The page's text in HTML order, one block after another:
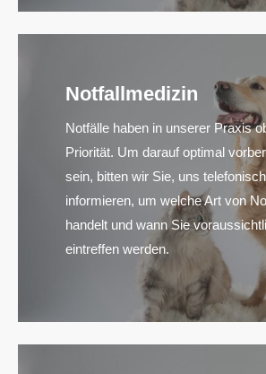
Notfallmedizin
Notfälle haben in unserer Praxis
Priorität. Um darauf optimal
sein, bitten wir Sie, uns
informieren, um welche Art von
handelt und wann Sie
eintreffen werden.